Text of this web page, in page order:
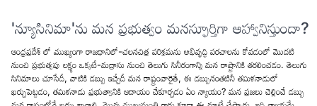
'న్యూసినిమా'ను మన ప్రభుత్వం మనస్ఫూర్తిగా ఆహ్వానిస్తుందా?
ఆంధ్రప్రదేశ్ లో ముఖ్యంగా రాజధానిలో-చలనచిత్ర పరిశ్రమను అభివృద్ధి పరచాలను కోవడంలో మొదటి
నుంచి ప్రభుత్వపు లక్ష్యం ఒక్కటే-మద్రాసు నుంచి తెలుగు సినీరంగాన్ని మన రాష్ట్రానికి తరలించడం. తెలుగు
సినిమాలు చూసేదీ, వాటికి డబ్బు ఇచ్చేదీ మన రాష్ట్రంవారైతే, ఈ డబ్బునంతటినీ తమిళనాడులో
ఖర్చుపెట్టడం, తమిళనాడు ప్రభుత్వానికి ఆదాయం చేకూర్చడం ఏం న్యాయం? మన ప్రజలు చెల్లించే డబ్బు